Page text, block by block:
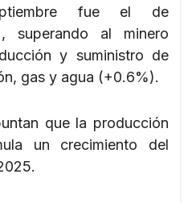
fue el de
superando al minero
y suministro de
gas y agua (+0.6%).
que la producción
un crecimiento del